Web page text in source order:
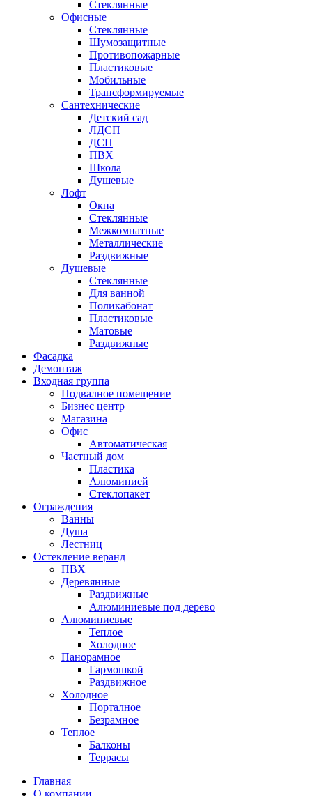
Стеклянные
Офисные
Стеклянные
Шумозащитные
Противопожарные
Пластиковые
Мобильные
Трансформируемые
Сантехнические
Детский сад
ЛДСП
ДСП
ПВХ
Школа
Душевые
Лофт
Окна
Стеклянные
Межкомнатные
Металлические
Раздвижные
Душевые
Стеклянные
Для ванной
Поликабонат
Пластиковые
Матовые
Раздвижные
Фасадка
Демонтаж
Входная группа
Подвалное помещение
Бизнес центр
Магазина
Офис
Автоматическая
Частный дом
Пластика
Алюминией
Стеклопакет
Ограждения
Ванны
Душа
Лестниц
Остекление веранд
ПВХ
Деревянные
Раздвижные
Алюминиевые под дерево
Алюминиевые
Теплое
Холодное
Панорамное
Гармошкой
Раздвижное
Холодное
Порталное
Безрамное
Теплое
Балконы
Террасы
Главная
О компании